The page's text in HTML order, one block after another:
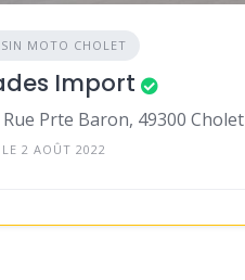
MOTO CHOLET
Import
Rue Prte Baron, 49300 Cholet
LE 2 AOÛT 2022